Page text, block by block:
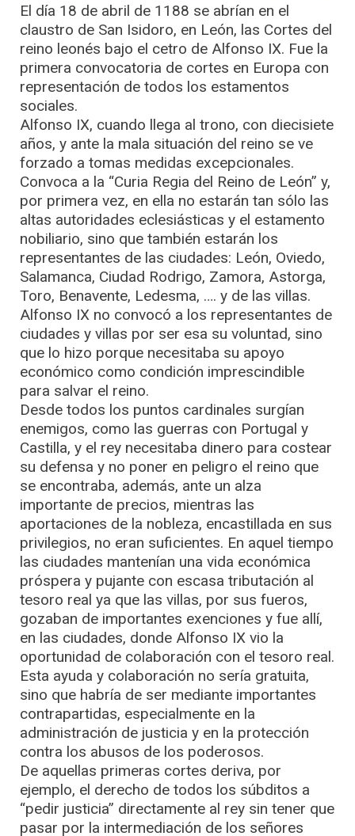
El día 18 de abril de 1188 se abrían en el
claustro de San Isidoro, en León, las Cortes del
reino leonés bajo el cetro de Alfonso IX. Fue la
primera convocatoria de cortes en Europa con
representación de todos los estamentos
sociales.
Alfonso IX, cuando llega al trono, con diecisiete
años, y ante la mala situación del reino se ve
forzado a tomas medidas excepcionales.
Convoca a la “Curia Regia del Reino de León” y,
por primera vez, en ella no estarán tan sólo las
altas autoridades eclesiásticas y el estamento
nobiliario, sino que también estarán los
representantes de las ciudades: León, Oviedo,
Salamanca, Ciudad Rodrigo, Zamora, Astorga,
Toro, Benavente, Ledesma, …. y de las villas.
Alfonso IX no convocó a los representantes de
ciudades y villas por ser esa su voluntad, sino
que lo hizo porque necesitaba su apoyo
económico como condición imprescindible
para salvar el reino.
Desde todos los puntos cardinales surgían
enemigos, como las guerras con Portugal y
Castilla, y el rey necesitaba dinero para costear
su defensa y no poner en peligro el reino que
se encontraba, además, ante un alza
importante de precios, mientras las
aportaciones de la nobleza, encastillada en sus
privilegios, no eran suficientes. En aquel tiempo
las ciudades mantenían una vida económica
próspera y pujante con escasa tributación al
tesoro real ya que las villas, por sus fueros,
gozaban de importantes exenciones y fue allí,
en las ciudades, donde Alfonso IX vio la
oportunidad de colaboración con el tesoro real.
Esta ayuda y colaboración no sería gratuita,
sino que habría de ser mediante importantes
contrapartidas, especialmente en la
administración de justicia y en la protección
contra los abusos de los poderosos.
De aquellas primeras cortes deriva, por
ejemplo, el derecho de todos los súbditos a
“pedir justicia” directamente al rey sin tener que
pasar por la intermediación de los señores